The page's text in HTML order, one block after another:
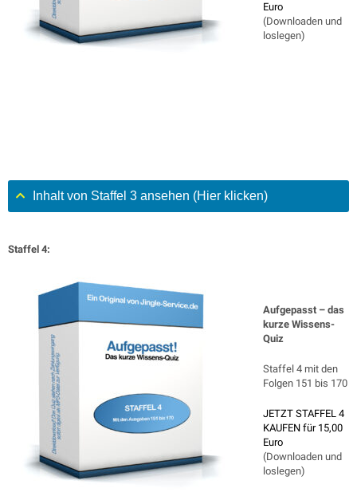
Euro
(Downloaden und
loslegen)
Inhalt von Staffel 3 ansehen (Hier klicken)
Staffel 4:
Aufgepasst – das
kurze Wissens-
Quiz
Staffel 4 mit den
Folgen 151 bis 170
JETZT STAFFEL 4
KAUFEN für 15,00
Euro
(Downloaden und
loslegen)